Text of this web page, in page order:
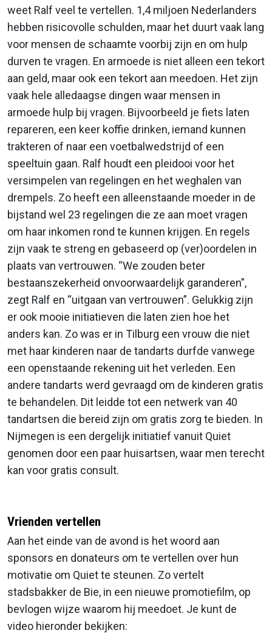
weet Ralf veel te vertellen. 1,4 miljoen Nederlanders
hebben risicovolle schulden, maar het duurt vaak lang
voor mensen de schaamte voorbij zijn en om hulp
durven te vragen. En armoede is niet alleen een tekort
aan geld, maar ook een tekort aan meedoen. Het zijn
vaak hele alledaagse dingen waar mensen in
armoede hulp bij vragen. Bijvoorbeeld je fiets laten
repareren, een keer koffie drinken, iemand kunnen
trakteren of naar een voetbalwedstrijd of een
speeltuin gaan. Ralf houdt een pleidooi voor het
versimpelen van regelingen en het weghalen van
drempels. Zo heeft een alleenstaande moeder in de
bijstand wel 23 regelingen die ze aan moet vragen
om haar inkomen rond te kunnen krijgen. En regels
zijn vaak te streng en gebaseerd op (ver)oordelen in
plaats van vertrouwen. “We zouden beter
bestaanszekerheid onvoorwaardelijk garanderen”,
zegt Ralf en “uitgaan van vertrouwen”. Gelukkig zijn
er ook mooie initiatieven die laten zien hoe het
anders kan. Zo was er in Tilburg een vrouw die niet
met haar kinderen naar de tandarts durfde vanwege
een openstaande rekening uit het verleden. Een
andere tandarts werd gevraagd om de kinderen gratis
te behandelen. Dit leidde tot een netwerk van 40
tandartsen die bereid zijn om gratis zorg te bieden. In
Nijmegen is een dergelijk initiatief vanuit Quiet
genomen door een paar huisartsen, waar men terecht
kan voor gratis consult.
Vrienden vertellen
Aan het einde van de avond is het woord aan
sponsors en donateurs om te vertellen over hun
motivatie om Quiet te steunen. Zo vertelt
stadsbakker de Bie, in een nieuwe promotiefilm, op
bevlogen wijze waarom hij meedoet. Je kunt de
video hieronder bekijken: